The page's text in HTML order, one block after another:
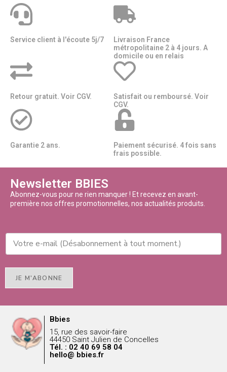
Service client à l'écoute 5j/7
Livraison France
métropolitaine 2 à 4 jours. A
domicile ou en relais​​
Retour gratuit. Voir CGV.
Satisfait ou remboursé. Voir
CGV.
Garantie 2 ans.
Paiement sécurisé. 4 fois sans
frais possible.
Newsletter BBIES
Abonnez-vous pour ne rien manquer ! Et recevez en avant-
première nos offres promotionnelles, nos actualités produits.
JE M'ABONNE
Bbies
15, rue des savoir-faire
44450 Saint Julien de Concelles
Tél. : 02 40 69 58 04
hello@ bbies.fr